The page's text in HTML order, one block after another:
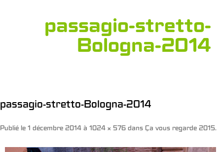
passagio-stretto-
Bologna-2014
passagio-stretto-Bologna-2014
Publié le 1 décembre 2014 à 1024 × 576 dans Ça vous regarde 2015.